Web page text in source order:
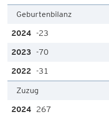
Geburtenbilanz
-23
-70
-31
Zuzug
267